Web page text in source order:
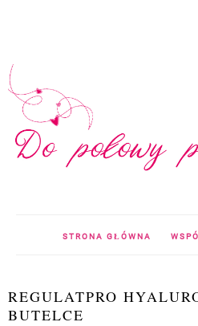
STRONA GŁÓWNA
REGULATPRO
BUTELCE